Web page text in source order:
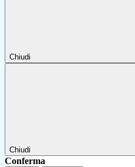
Chiudi
Chiudi
Conferma